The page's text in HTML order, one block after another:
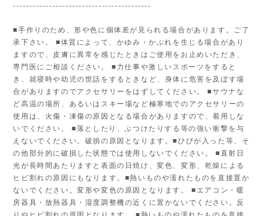
------------------------------------------
■手作りのため、形や色に個体差が見られる場合があります。ご了
承下さい。 ■体質によって、かゆみ・かぶれを生じる場合があり
ますので、皮膚に異常を感じたときはご使用をお止めいただき、
専門医にご相談ください。 ■力仕事や激しいスポーツをすると
き、就寝時や幼児の世話をするときなど、身体に危害を及ぼす場
合がありますのでアクセサリーをはずしてください。 ■サウナな
ど高温の場所、あるいはスキー場など極寒地でのアクセサリーの
使用は、火傷・凍傷の原因となる場合がありますので、着用しな
いでください。 ■落としたり、ぶつけたりする等の強い衝撃を与
えないでください。破損の原因となります。■ひびが入った等、そ
の他部分的に破損した状態では使用しないでください。 ■直射日
光が長時間あたりますと表面の日焼け、変色、変形、乾燥による
ヒビ割れの原因にもなります。■熱いものや濡れたものを直接置か
ないでください。変形や変色の原因となります。 ■エアコン・暖
房器具・放熱器具・湿度調整機の近くに置かないでください。反